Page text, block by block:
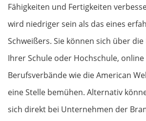
Fähigkeiten und Fertigkeiten
wird niedriger sein als das eines
Schweißers. Sie können sich über
Ihrer Schule oder Hochschule,
Berufsverbände wie die American
eine Stelle bemühen. Alternativ
sich direkt bei Unternehmen der